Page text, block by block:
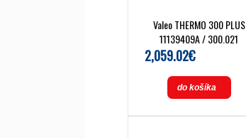
Valeo THERMO 300 PLUS
11139409A / 300.021
2,059.02€
do košíka